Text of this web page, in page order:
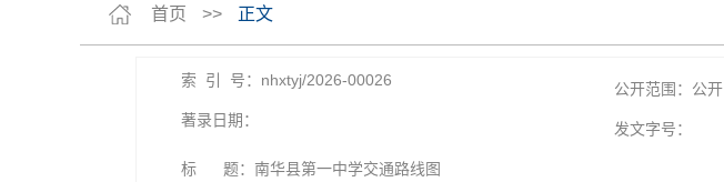
首页 >> 正文
索 引 号：nhxtyj/2026-00026 公开范围：公开
著录日期：
发文字号：
标 题：南华县第一中学交通路线图